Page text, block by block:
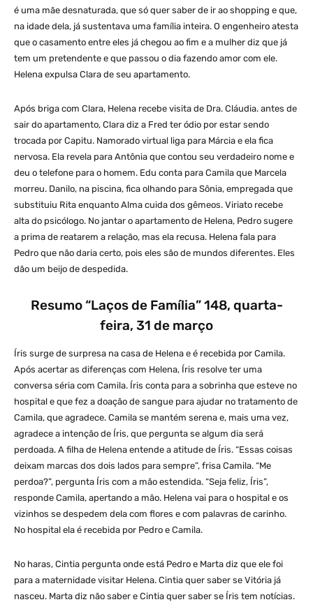
é uma mãe desnaturada, que só quer saber de ir ao shopping e que,
na idade dela, já sustentava uma família inteira. O engenheiro atesta
que o casamento entre eles já chegou ao fim e a mulher diz que já
tem um pretendente e que passou o dia fazendo amor com ele.
Helena expulsa Clara de seu apartamento.
Após briga com Clara, Helena recebe visita de Dra. Cláudia. antes de
sair do apartamento, Clara diz a Fred ter ódio por estar sendo
trocada por Capitu. Namorado virtual liga para Márcia e ela fica
nervosa. Ela revela para Antônia que contou seu verdadeiro nome e
deu o telefone para o homem. Edu conta para Camila que Marcela
morreu. Danilo, na piscina, fica olhando para Sônia, empregada que
substituiu Rita enquanto Alma cuida dos gêmeos. Viriato recebe
alta do psicólogo. No jantar o apartamento de Helena, Pedro sugere
a prima de reatarem a relação, mas ela recusa. Helena fala para
Pedro que não daria certo, pois eles são de mundos diferentes. Eles
dão um beijo de despedida.
Resumo “Laços de Família” 148, quarta-
feira, 31 de março
Íris surge de surpresa na casa de Helena e é recebida por Camila.
Após acertar as diferenças com Helena, Íris resolve ter uma
conversa séria com Camila. Íris conta para a sobrinha que esteve no
hospital e que fez a doação de sangue para ajudar no tratamento de
Camila, que agradece. Camila se mantém serena e, mais uma vez,
agradece a intenção de Íris, que pergunta se algum dia será
perdoada. A filha de Helena entende a atitude de Íris. “Essas coisas
deixam marcas dos dois lados para sempre”, frisa Camila. “Me
perdoa?”, pergunta Íris com a mão estendida. “Seja feliz, Íris”,
responde Camila, apertando a mão. Helena vai para o hospital e os
vizinhos se despedem dela com flores e com palavras de carinho.
No hospital ela é recebida por Pedro e Camila.
No haras, Cintia pergunta onde está Pedro e Marta diz que ele foi
para a maternidade visitar Helena. Cintia quer saber se Vitória já
nasceu. Marta diz não saber e Cintia quer saber se Íris tem notícias.